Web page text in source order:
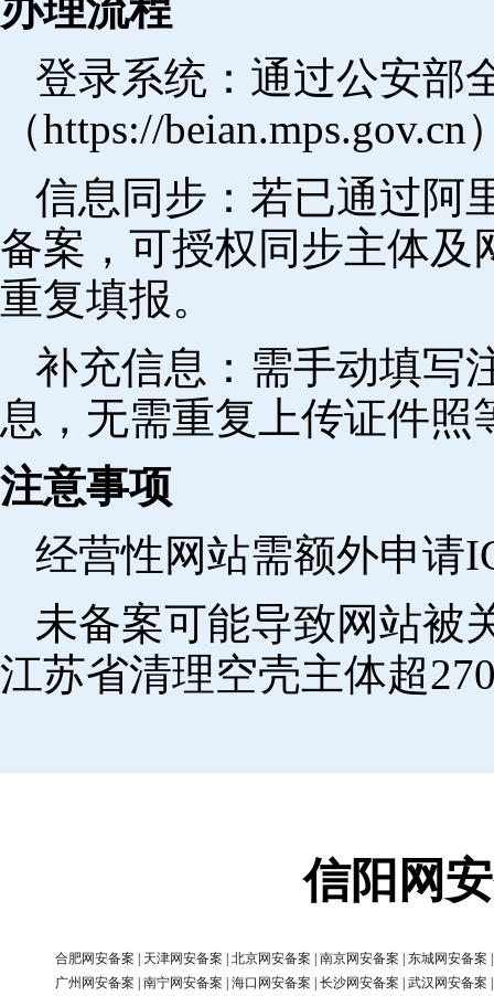
登录系统：通过公安部
（https://
信息同步：若已通过阿
备案，可授权同步主体及
重复填报。
补充信息：需手动填写
息，无需重复上传证件照
注意事项
经营性网站需额外申请
未备案可能导致网站被
江苏省清理空壳主体超
信阳网
合肥网安备案 天津网安备案 北京网安备案 南京网安备案 东城网安备案
广州网安备案
南宁网安备案 海口网安备案 长沙网安备案 武汉网安备案